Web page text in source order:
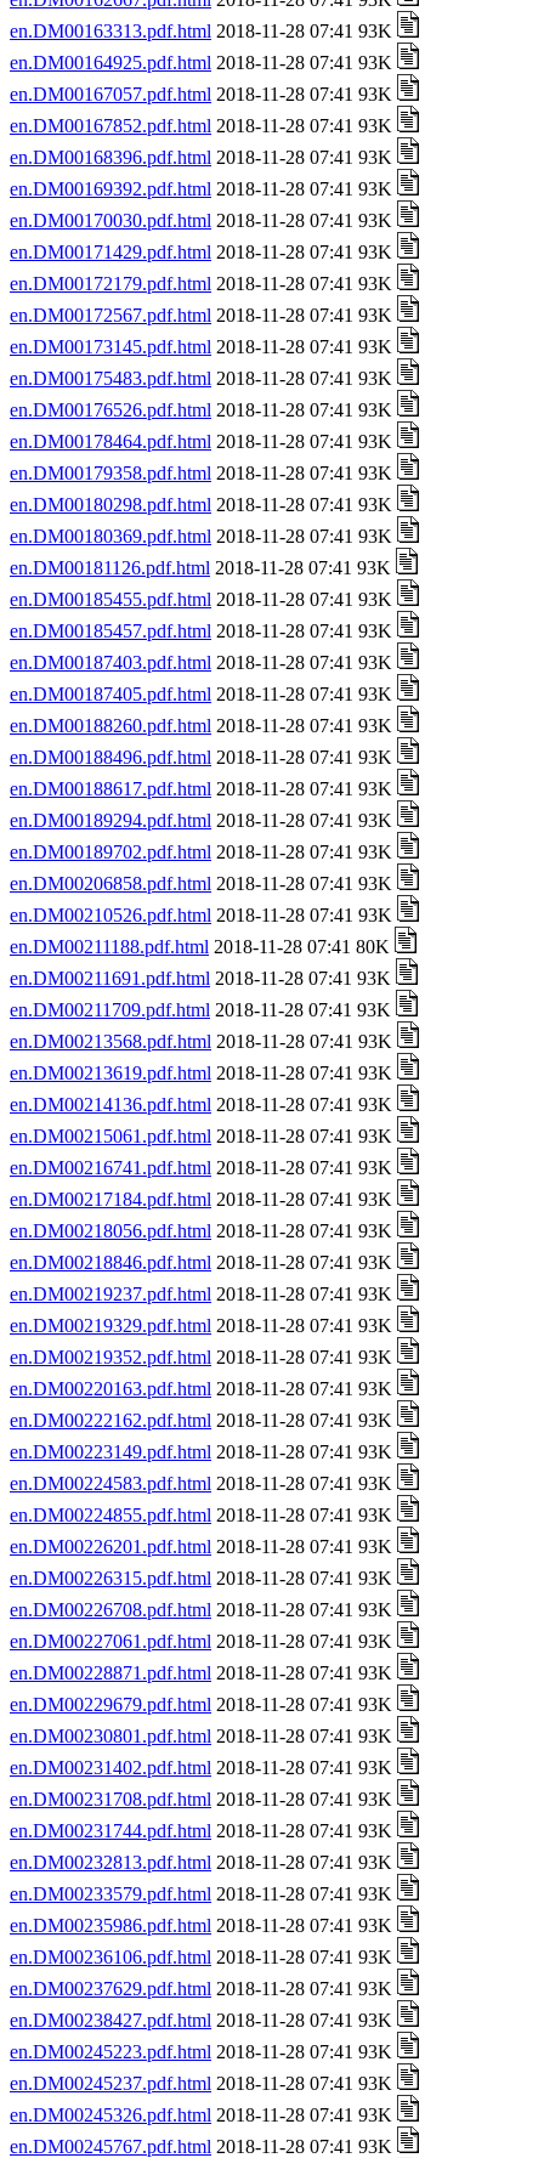
en.DM00163313.pdf.html 2018-11-28 07:41 93K
en.DM00164925.pdf.html 2018-11-28 07:41 93K
en.DM00167057.pdf.html 2018-11-28 07:41 93K
en.DM00167852.pdf.html 2018-11-28 07:41 93K
en.DM00168396.pdf.html 2018-11-28 07:41 93K
en.DM00169392.pdf.html 2018-11-28 07:41 93K
en.DM00170030.pdf.html 2018-11-28 07:41 93K
en.DM00171429.pdf.html 2018-11-28 07:41 93K
en.DM00172179.pdf.html 2018-11-28 07:41 93K
en.DM00172567.pdf.html 2018-11-28 07:41 93K
en.DM00173145.pdf.html 2018-11-28 07:41 93K
en.DM00175483.pdf.html 2018-11-28 07:41 93K
en.DM00176526.pdf.html 2018-11-28 07:41 93K
en.DM00178464.pdf.html 2018-11-28 07:41 93K
en.DM00179358.pdf.html 2018-11-28 07:41 93K
en.DM00180298.pdf.html 2018-11-28 07:41 93K
en.DM00180369.pdf.html 2018-11-28 07:41 93K
en.DM00181126.pdf.html 2018-11-28 07:41 93K
en.DM00185455.pdf.html 2018-11-28 07:41 93K
en.DM00185457.pdf.html 2018-11-28 07:41 93K
en.DM00187403.pdf.html 2018-11-28 07:41 93K
en.DM00187405.pdf.html 2018-11-28 07:41 93K
en.DM00188260.pdf.html 2018-11-28 07:41 93K
en.DM00188496.pdf.html 2018-11-28 07:41 93K
en.DM00188617.pdf.html 2018-11-28 07:41 93K
en.DM00189294.pdf.html 2018-11-28 07:41 93K
en.DM00189702.pdf.html 2018-11-28 07:41 93K
en.DM00206858.pdf.html 2018-11-28 07:41 93K
en.DM00210526.pdf.html 2018-11-28 07:41 93K
en.DM00211188.pdf.html 2018-11-28 07:41 80K
en.DM00211691.pdf.html 2018-11-28 07:41 93K
en.DM00211709.pdf.html 2018-11-28 07:41 93K
en.DM00213568.pdf.html 2018-11-28 07:41 93K
en.DM00213619.pdf.html 2018-11-28 07:41 93K
en.DM00214136.pdf.html 2018-11-28 07:41 93K
en.DM00215061.pdf.html 2018-11-28 07:41 93K
en.DM00216741.pdf.html 2018-11-28 07:41 93K
en.DM00217184.pdf.html 2018-11-28 07:41 93K
en.DM00218056.pdf.html 2018-11-28 07:41 93K
en.DM00218846.pdf.html 2018-11-28 07:41 93K
en.DM00219237.pdf.html 2018-11-28 07:41 93K
en.DM00219329.pdf.html 2018-11-28 07:41 93K
en.DM00219352.pdf.html 2018-11-28 07:41 93K
en.DM00220163.pdf.html 2018-11-28 07:41 93K
en.DM00222162.pdf.html 2018-11-28 07:41 93K
en.DM00223149.pdf.html 2018-11-28 07:41 93K
en.DM00224583.pdf.html 2018-11-28 07:41 93K
en.DM00224855.pdf.html 2018-11-28 07:41 93K
en.DM00226201.pdf.html 2018-11-28 07:41 93K
en.DM00226315.pdf.html 2018-11-28 07:41 93K
en.DM00226708.pdf.html 2018-11-28 07:41 93K
en.DM00227061.pdf.html 2018-11-28 07:41 93K
en.DM00228871.pdf.html 2018-11-28 07:41 93K
en.DM00229679.pdf.html 2018-11-28 07:41 93K
en.DM00230801.pdf.html 2018-11-28 07:41 93K
en.DM00231402.pdf.html 2018-11-28 07:41 93K
en.DM00231708.pdf.html 2018-11-28 07:41 93K
en.DM00231744.pdf.html 2018-11-28 07:41 93K
en.DM00232813.pdf.html 2018-11-28 07:41 93K
en.DM00233579.pdf.html 2018-11-28 07:41 93K
en.DM00235986.pdf.html 2018-11-28 07:41 93K
en.DM00236106.pdf.html 2018-11-28 07:41 93K
en.DM00237629.pdf.html 2018-11-28 07:41 93K
en.DM00238427.pdf.html 2018-11-28 07:41 93K
en.DM00245223.pdf.html 2018-11-28 07:41 93K
en.DM00245237.pdf.html 2018-11-28 07:41 93K
en.DM00245326.pdf.html 2018-11-28 07:41 93K
en.DM00245767.pdf.html 2018-11-28 07:41 93K